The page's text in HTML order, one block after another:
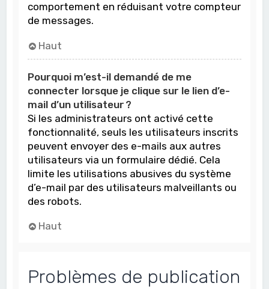
comportement en réduisant votre compteur
de messages.
Haut
Pourquoi m’est-il demandé de me
connecter lorsque je clique sur le lien d’e-
mail d’un utilisateur ?
Si les administrateurs ont activé cette
fonctionnalité, seuls les utilisateurs inscrits
peuvent envoyer des e-mails aux autres
utilisateurs via un formulaire dédié. Cela
limite les utilisations abusives du système
d’e-mail par des utilisateurs malveillants ou
des robots.
Haut
Problèmes de publication